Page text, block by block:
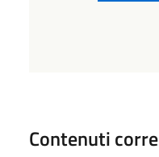
Contenuti